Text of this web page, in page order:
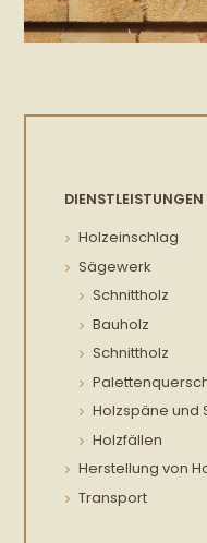
DIENSTLEISTUNGEN
Holzeinschlag
Sägewerk
Schnittholz
Bauholz
Schnittholz
Holzspäne und
Holzfällen
Herstellung von
Transport